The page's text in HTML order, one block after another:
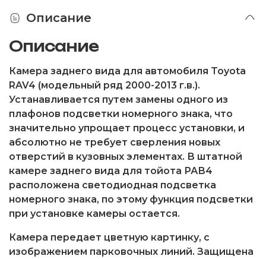
Описание
Описание
Камера заднего вида для автомобиля Toyota
RAV4 (модельный ряд 2000-2013 г.в.).
Устанавливается путем замены одного из
плафонов подсветки номерного знака, что
значительно упрощает процесс установки, и
абсолютно не требует сверления новых
отверстий в кузовных элементах. В штатной
камере заднего вида для тойота РАВ4
расположена светодиодная подсветка
номерного знака, по этому функция подсветки
при установке камеры остается.
Камера передает цветную картинку, с
изображением парковочных линий. Защищена